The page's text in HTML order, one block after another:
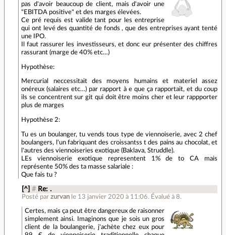
pas d'avoir beaucoup de client, mais d'avoir une
"EBITDA positive" et des marges élevées.
Ce pré requis est valide tant pour les entreprise
qui ont levé des quantité de fonds , que des entreprises ayant tenté
une IPO.
Il faut rassurer les investisseurs, et donc eur présenter des chiffres
rassurant (marge de 40% etc…)
Hypothèse:
Mercurial neccessitait des moyens humains et materiel assez
onéreux (salaires etc…) par rapport à e que ça rapportait, et du coup
ils se concentrent sur git qui doit être moins cher et leur rappporter
plus de marges
Hypothèse 2:
Tu es un boulanger, tu vends tous type de viennoiserie, avec 2 chef
boulangers, l'un fabriquant des croissantss t des pains au chocolat, et
l'autres des viennoiseries exotique (Baklava, Struddle).
LEs viennoiserie exotique representent 1% de to CA mais
représente 50% des ta masse salariale :
Que fais tu ?
[^] # Re: .
Posté par zurvan le 13 janvier 2020 à 11:06. Évalué à 8.
Certes, mais ça peut être dangereux de raisonner
simplement ainsi. Imaginons que je sois un gros
client de la boulangerie, j'achète chez eux pour